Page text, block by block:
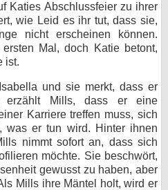
Katies Abschlussfeier zu ihrer
wie Leid es ihr tut, dass sie,
nicht erscheinen können.
Mal, doch Katie betont,
ist.
und sie merkt, dass er
erzählt Mills, dass er eine
Karriere treffen muss, sich
was er tun wird. Hinter ihnen
nimmt sofort an, dass sich
möchte. Sie beschwört,
gewusst zu haben, aber
Mills ihre Mäntel holt, wird er